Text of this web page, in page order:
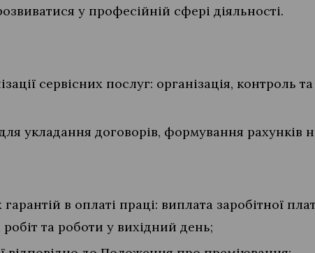
у професійній сфері діяльності.
сервісних послуг: організація, контроль
укладання договорів, формування рахунків
в оплаті праці: виплата заробітної
та роботи у вихідний день;